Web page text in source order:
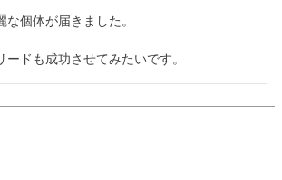
個体が届きました。
ードも成功させてみたいです。